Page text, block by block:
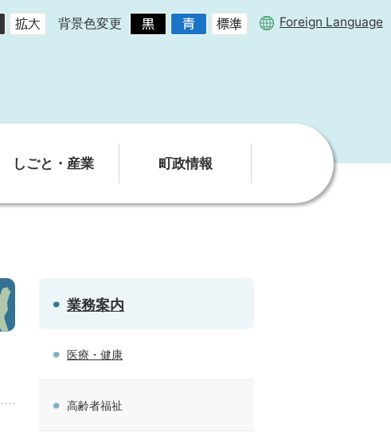
背景色変更 Foreign Language
しごと・産業 町政情報
業務案内
医療・健康
高齢者福祉